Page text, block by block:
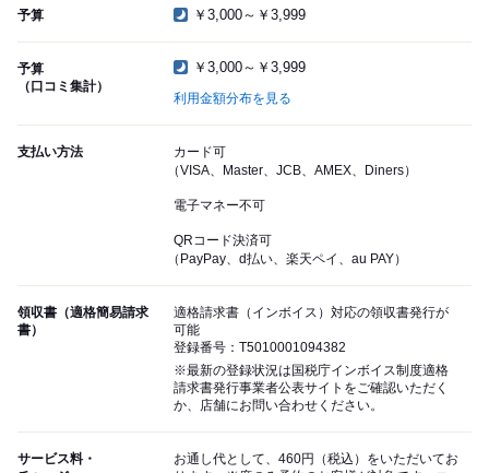
予算 ￥3,000～￥3,999
予算
（口コミ集計）
￥3,000～￥3,999
利用金額分布を見る
支払い方法
カード可
（VISA、Master、JCB、AMEX、Diners）
電子マネー不可
QRコード決済可
（PayPay、d払い、楽天ペイ、au PAY）
領収書（適格簡易請求
書）
適格請求書（インボイス）対応の領収書発行が
可能
登録番号：T5010001094382
※最新の登録状況は国税庁インボイス制度適格
請求書発行事業者公表サイトをご確認いただく
か、店舗にお問い合わせください。
サービス料・
お通し代として、460円（税込）をいただいてお